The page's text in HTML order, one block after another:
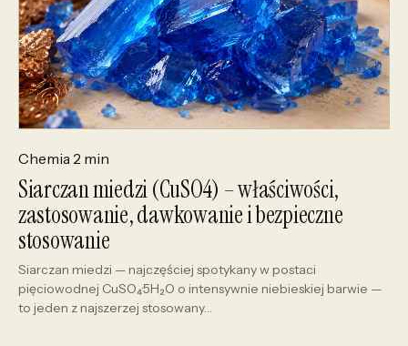
Chemia 2 min
Siarczan miedzi (CuSO4) – właściwości,
zastosowanie, dawkowanie i bezpieczne
stosowanie
Siarczan miedzi — najczęściej spotykany w postaci
pięciowodnej CuSO₄·5H₂O o intensywnie niebieskiej barwie —
to jeden z najszerzej stosowany…